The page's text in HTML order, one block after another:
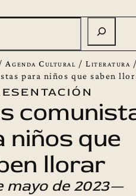
Agenda Cultural /Literatura /
para niños que saben
niños que
llorar
mayo de 2023—